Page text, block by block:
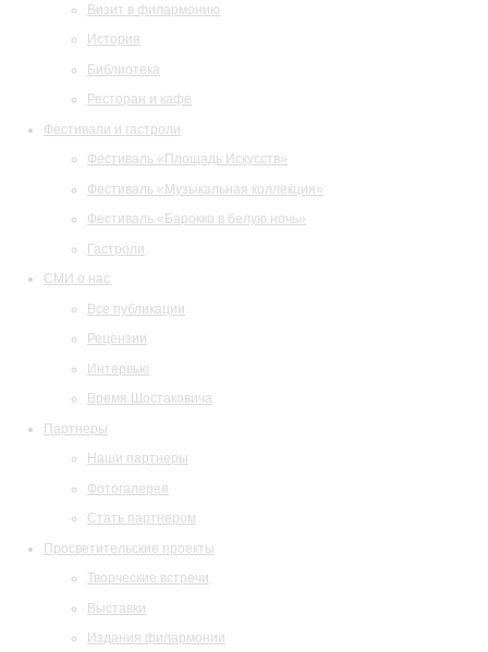
Визит в филармонию
История
Библиотека
Ресторан и кафе
Фестивали и гастроли
Фестиваль «Площадь Искусств»
Фестиваль «Музыкальная коллекция»
Фестиваль «Барокко в белую ночь»
Гастроли
СМИ о нас
Все публикации
Рецензии
Интервью
Время Шостаковича
Партнеры
Наши партнеры
Фотогалерея
Стать партнером
Просветительские проекты
Творческие встречи
Выставки
Издания филармонии